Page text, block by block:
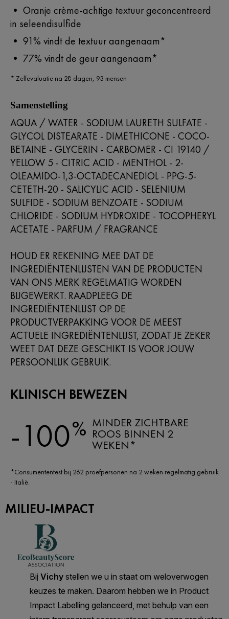
• Oranje crème-achtige textuur geconcentreerd
in seleendisulfide
• 91% vindt de textuur aangenaam*
• 77% vindt de geur aangenaam*
* Zelfevaluatie na 28 dagen, 93 mensen​
Samenstelling
AQUA / WATER - SODIUM LAURETH SULFATE -
GLYCOL DISTEARATE - DIMETHICONE - COCO-
BETAINE - GLYCERIN - CARBOMER - CI 19140 /
YELLOW 5 - CITRIC ACID - MENTHOL - 2-
OLEAMIDO-1,3-OCTADECANEDIOL - PPG-5-
CETETH-20 - SALICYLIC ACID - SELENIUM
SULFIDE - SODIUM BENZOATE - SODIUM
CHLORIDE - SODIUM HYDROXIDE - TOCOPHERYL
ACETATE - PARFUM / FRAGRANCE
HOUD ER REKENING MEE DAT DE
INGREDIËNTENLIJSTEN VAN DE PRODUCTEN
VAN ONS MERK REGELMATIG WORDEN
BIJGEWERKT. RAADPLEEG DE
INGREDIËNTENLIJST OP DE
PRODUCTVERPAKKING VOOR DE MEEST
ACTUELE INGREDIËNTENLIJST, ZODAT JE ZEKER
WEET DAT DEZE GESCHIKT IS VOOR JOUW
PERSOONLIJK GEBRUIK.
KLINISCH BEWEZEN
-100% MINDER ZICHTBARE
ROOS BINNEN 2
WEKEN*
*Consumententest bij 262 proefpersonen na 2 weken regelmatig gebruik
- Italië.
MILIEU-IMPACT